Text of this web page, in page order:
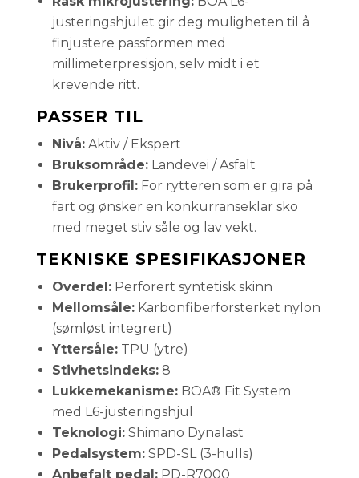
justeringshjulet gir deg muligheten til å
finjustere passformen med
millimeterpresisjon, selv midt i et
krevende ritt.
PASSER TIL
Nivå: Aktiv / Ekspert
Bruksområde: Landevei / Asfalt
Brukerprofil: For rytteren som er gira på
fart og ønsker en konkurranseklar sko
med meget stiv såle og lav vekt.
TEKNISKE SPESIFIKASJONER
Overdel: Perforert syntetisk skinn
Mellomsåle: Karbonfiberforsterket nylon
(sømløst integrert)
Yttersåle: TPU (ytre)
Stivhetsindeks: 8
Lukkemekanisme: BOA® Fit System
med L6-justeringshjul
Teknologi: Shimano Dynalast
Pedalsystem: SPD-SL (3-hulls)
Anbefalt pedal: PD-R7000